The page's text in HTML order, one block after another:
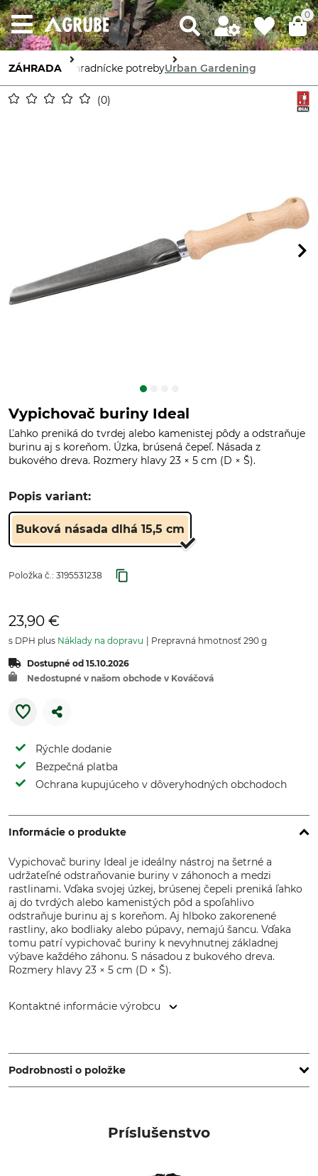
0
ZÁHRADA Záhradnícke potrebyUrban Gardening
0
Vypichovač buriny Ideal
Ľahko preniká do tvrdej alebo kamenistej pôdy a odstraňuje
burinu aj s koreňom. Úzka, brúsená čepeľ. Násada z
bukového dreva. Rozmery hlavy 23 × 5 cm (D × Š).
Popis variant:
Buková násada dlhá 15,5 cm
Položka č.: 3195531238
23,90 €
s DPH plus Náklady na dopravu Prepravná hmotnosť 290 g
Dostupné od 15.10.2026
Nedostupné v našom obchode v Kováčová
Rýchle dodanie
Bezpečná platba
Ochrana kupujúceho v dôveryhodných obchodoch
Informácie o produkte
Vypichovač buriny Ideal je ideálny nástroj na šetrné a
udržateľné odstraňovanie buriny v záhonoch a medzi
rastlinami. Vďaka svojej úzkej, brúsenej čepeli preniká ľahko
aj do tvrdých alebo kamenistých pôd a spoľahlivo
odstraňuje burinu aj s koreňom. Aj hlboko zakorenené
rastliny, ako bodliaky alebo púpavy, nemajú šancu. Vďaka
tomu patrí vypichovač buriny k nevyhnutnej základnej
výbave každého záhonu. S násadou z bukového dreva.
Rozmery hlavy 23 × 5 cm (D × Š).
Kontaktné informácie výrobcu
Herdecke, Germany, www.idealspaten.com
Podrobnosti o položke
Príslušenstvo